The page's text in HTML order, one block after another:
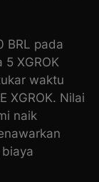
BRL pada
XGROK
waktu
XGROK. Nilai
naik